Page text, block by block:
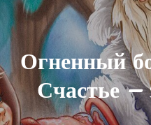
Огненный
Счастье –